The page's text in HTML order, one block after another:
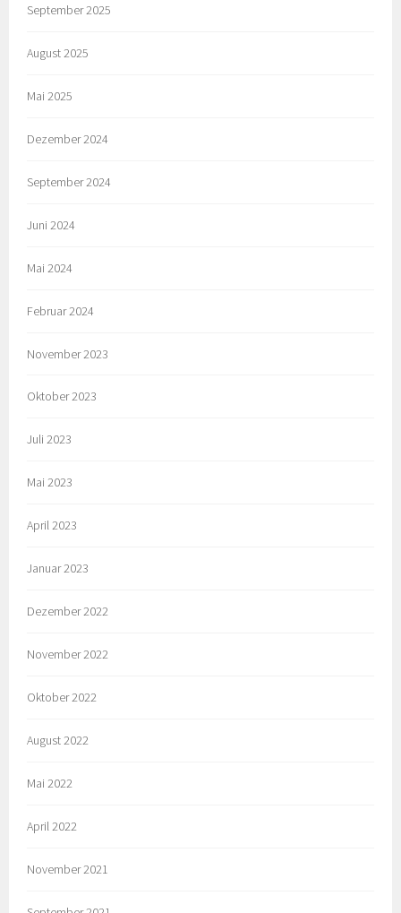
September 2025
August 2025
Mai 2025
Dezember 2024
September 2024
Juni 2024
Mai 2024
Februar 2024
November 2023
Oktober 2023
Juli 2023
Mai 2023
April 2023
Januar 2023
Dezember 2022
November 2022
Oktober 2022
August 2022
Mai 2022
April 2022
November 2021